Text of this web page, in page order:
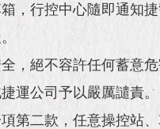
，行控中心隨即通知
，絕不容許任何蓄意
運公司予以嚴厲譴責。
第二款，任意操控站